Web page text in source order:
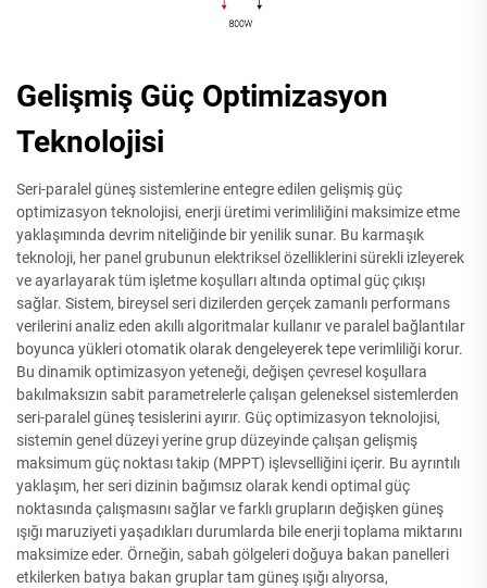
Gelişmiş Güç Optimizasyon
Teknolojisi
Seri-paralel güneş sistemlerine entegre edilen gelişmiş güç
optimizasyon teknolojisi, enerji üretimi verimliliğini maksimize etme
yaklaşımında devrim niteliğinde bir yenilik sunar. Bu karmaşık
teknoloji, her panel grubunun elektriksel özelliklerini sürekli izleyerek
ve ayarlayarak tüm işletme koşulları altında optimal güç çıkışı
sağlar. Sistem, bireysel seri dizilerden gerçek zamanlı performans
verilerini analiz eden akıllı algoritmalar kullanır ve paralel bağlantılar
boyunca yükleri otomatik olarak dengeleyerek tepe verimliliği korur.
Bu dinamik optimizasyon yeteneği, değişen çevresel koşullara
bakılmaksızın sabit parametrelerle çalışan geleneksel sistemlerden
seri-paralel güneş tesislerini ayırır. Güç optimizasyon teknolojisi,
sistemin genel düzeyi yerine grup düzeyinde çalışan gelişmiş
maksimum güç noktası takip (MPPT) işlevselliğini içerir. Bu ayrıntılı
yaklaşım, her seri dizinin bağımsız olarak kendi optimal güç
noktasında çalışmasını sağlar ve farklı grupların değişken güneş
ışığı maruziyeti yaşadıkları durumlarda bile enerji toplama miktarını
maksimize eder. Örneğin, sabah gölgeleri doğuya bakan panelleri
etkilerken batıya bakan gruplar tam güneş ışığı alıyorsa,